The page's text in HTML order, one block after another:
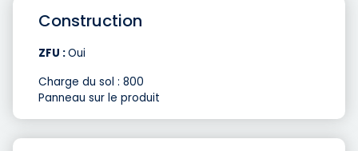
Construction
ZFU :Oui
Charge du sol : 800
Panneau sur le produit